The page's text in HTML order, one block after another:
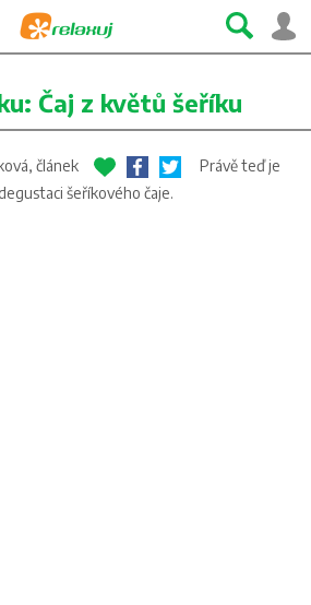
Čaj z květů šeříku
článek
Právě teď je
šeříkového čaje.